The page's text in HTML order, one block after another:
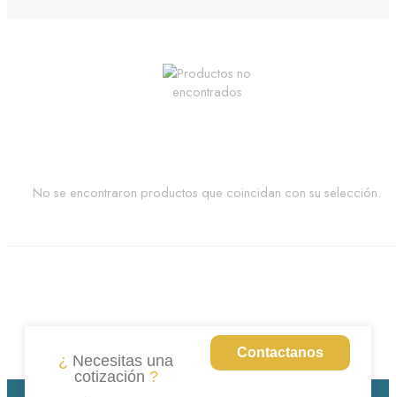
No se encontraron productos que coincidan con su selección.
¿ Necesitas una
cotización ?
Contactanos